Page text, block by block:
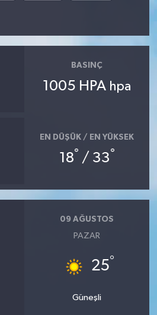
BASINÇ
1005 HPA hpa
EN DÜŞÜK / EN YÜKSEK
18° / 33°
09 AĞUSTOS
PAZAR
25°
Güneşli